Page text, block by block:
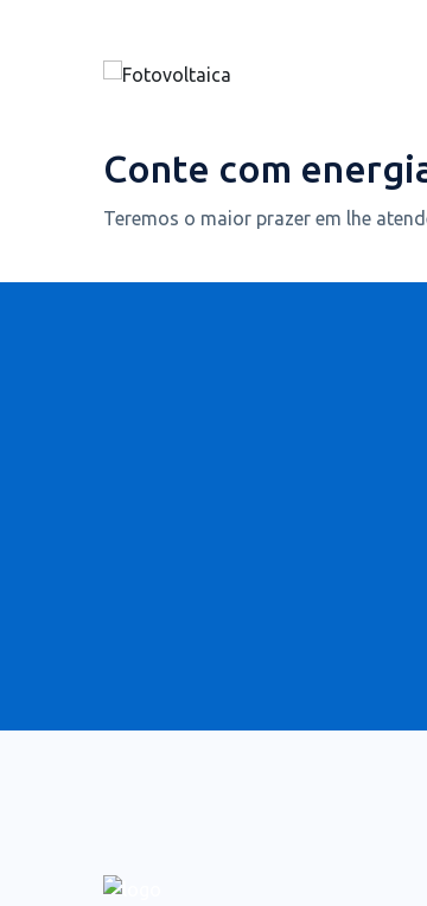
Conte com
Teremos o maior prazer em lhe